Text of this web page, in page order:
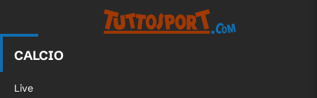
CALCIO
Live